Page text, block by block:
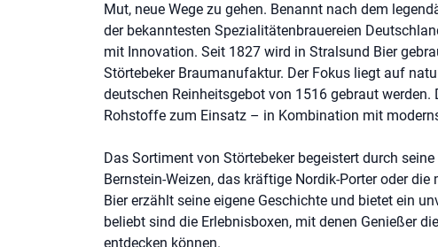
Mut, neue Wege zu gehen. Benannt nach dem
der bekanntesten Spezialitätenbrauereien
mit Innovation. Seit 1827 wird in Stralsund Bier
Störtebeker Braumanufaktur. Der Fokus liegt auf
deutschen Reinheitsgebot von 1516 gebraut
Rohstoffe zum Einsatz – in Kombination mit
Das Sortiment von Störtebeker begeistert durch
Bernstein-Weizen, das kräftige Nordik-Porter oder
Bier erzählt seine eigene Geschichte und bietet ein
beliebt sind die Erlebnisboxen, mit denen Genießer
entdecken können.